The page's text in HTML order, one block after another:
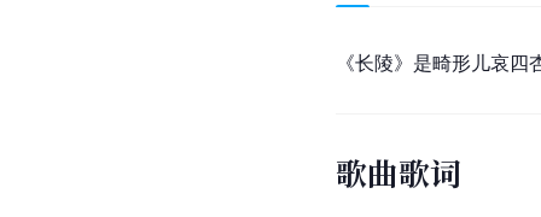
《长陵》是畸形儿哀四
歌曲歌词